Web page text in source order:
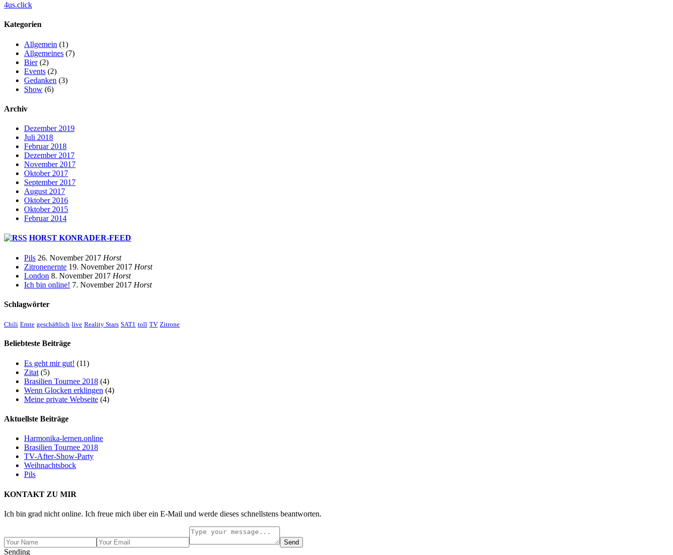
4us.click
Kategorien
Allgemein (1)
Allgemeines (7)
Bier(2)
Events (2)
Gedanken (3)
Show (6)
Archiv
Dezember 2019
Juli 2018
Februar 2018
Dezember 2017
November 2017
Oktober 2017
September 2017
August 2017
Oktober 2016
Oktober 2015
Februar 2014
HORST KONRADER-FEED
Pils 26. November 2017 Horst
Zitronenernte 19. November 2017 Horst
London 8. November 2017 Horst
Ich bin online! 7. November 2017 Horst
Schlagwörter
Chili Ernte geschäftlich live Reality Stars SAT1 toll TV Zitrone
Beliebteste Beiträge
Es geht mir gut! (11)
Zitat (5)
Brasilien Tournee 2018 (4)
Wenn Glocken erklingen (4)
Meine private Webseite (4)
Aktuellste Beiträge
Harmonika-lernen.online
Brasilien Tournee 2018
TV-After-Show-Party
Weihnachtsbock
Pils
KONTAKT ZU MIR
Ich bin grad nicht online. Ich freue mich über ein E-Mail und werde dieses schnellstens beantworten.
Send
Sending